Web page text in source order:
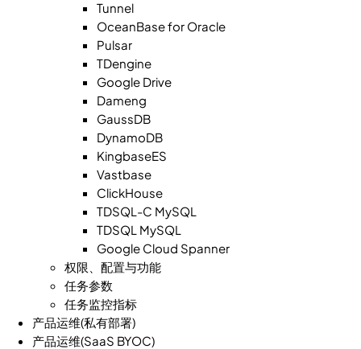
Tunnel
OceanBase for Oracle
Pulsar
TDengine
Google Drive
Dameng
GaussDB
DynamoDB
KingbaseES
Vastbase
ClickHouse
TDSQL-C MySQL
TDSQL MySQL
Google Cloud Spanner
权限、配置与功能
任务参数
任务监控指标
产品运维(私有部署)
产品运维(SaaS BYOC)